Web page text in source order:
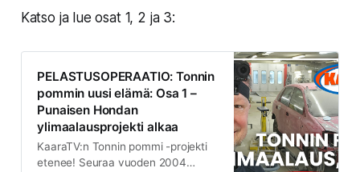
Katso ja lue osat 1, 2 ja 3:
PELASTUSOPERAATIO: Tonnin
pommin uusi elämä: Osa 1 –
Punaisen Hondan
ylimaalausprojekti alkaa
KaaraTV:n Tonnin pommi -projekti
etenee! Seuraa vuoden 2004